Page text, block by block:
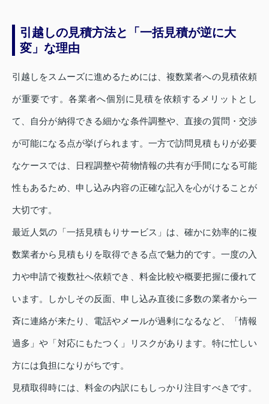
引越しの見積方法と「一括見積が逆に大
変」な理由
引越しをスムーズに進めるためには、複数業者への見積依頼
が重要です。各業者へ個別に見積を依頼するメリットとし
て、自分が納得できる細かな条件調整や、直接の質問・交渉
が可能になる点が挙げられます。一方で訪問見積もりが必要
なケースでは、日程調整や荷物情報の共有が手間になる可能
性もあるため、申し込み内容の正確な記入を心がけることが
大切です。
最近人気の「一括見積もりサービス」は、確かに効率的に複
数業者から見積もりを取得できる点で魅力的です。一度の入
力や申請で複数社へ依頼でき、料金比較や概要把握に優れて
います。しかしその反面、申し込み直後に多数の業者から一
斉に連絡が来たり、電話やメールが過剰になるなど、「情報
過多」や「対応にもたつく」リスクがあります。特に忙しい
方には負担になりがちです。
見積取得時には、料金の内訳にもしっかり注目すべきです。